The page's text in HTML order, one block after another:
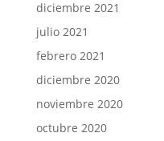
diciembre 2021
julio 2021
febrero 2021
diciembre 2020
noviembre 2020
octubre 2020